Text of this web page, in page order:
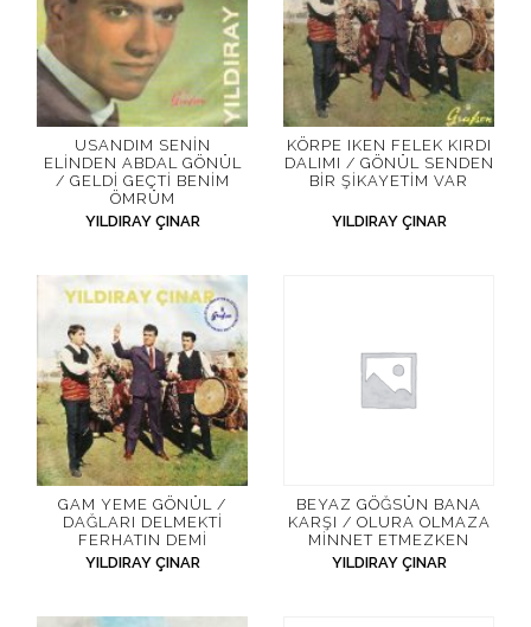
USANDIM SENIN
ELINDEN ABDAL GÖNÜL
/ GELDI GEÇTI BENIM
ÖMRÜM
YILDIRAY ÇINAR
KÖRPE IKEN FELEK KIRDI
DALIMI / GÖNÜL SENDEN
BIR ŞIKAYETIM VAR
YILDIRAY ÇINAR
GAM YEME GÖNÜL /
DAĞLARI DELMEKTI
FERHATIN DEMI
YILDIRAY ÇINAR
BEYAZ GÖĞSÜN BANA
KARŞI / OLURA OLMAZA
MINNET ETMEZKEN
YILDIRAY ÇINAR